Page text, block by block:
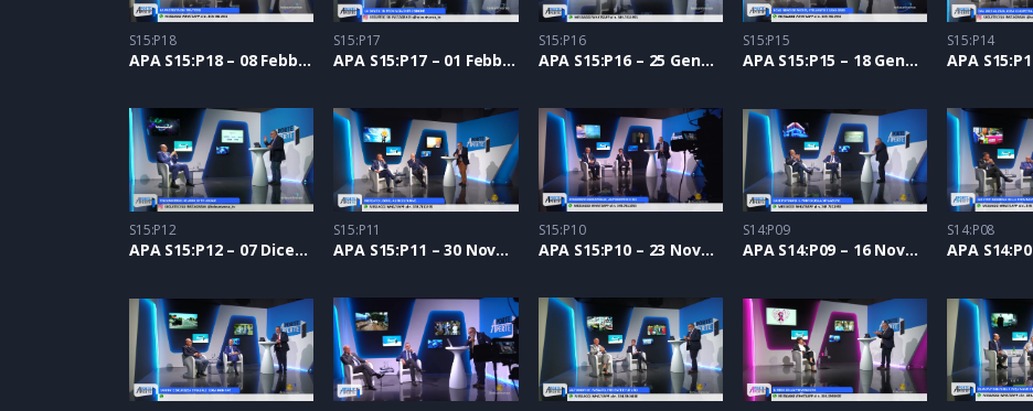
S15:P18
APA S15:P18 – 08 Febbraio 2024
S15:P17
APA S15:P17 – 01 Febbraio 2024
S15:P16
APA S15:P16 – 25 Gennaio 2024
S15:P15
APA S15:P15 – 18 Gennaio 2024
S15:P14
S15:P12
APA S15:P12 – 07 Dicembre 2023
S15:P11
APA S15:P11 – 30 Novembre 2023
S15:P10
APA S15:P10 – 23 Novembre 2023
S14:P09
APA S14:P09 – 16 Novembre 2023
S14:P08